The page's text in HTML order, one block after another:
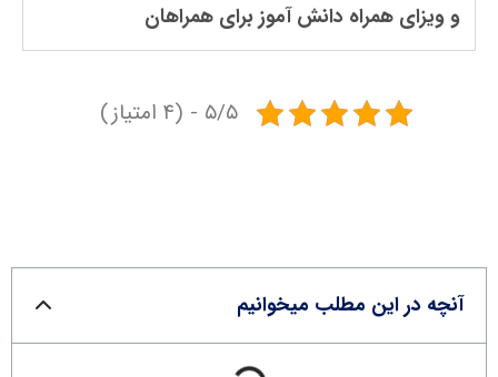
آنچه در این مطلب میخوانیم
و ویزای همراه دانش آموز برای همراهان
۵/۵ - (۴ امتیاز)